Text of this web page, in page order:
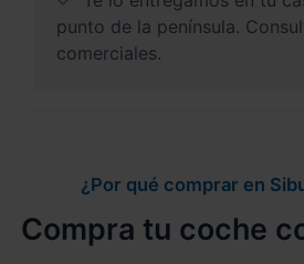
punto de la península.
comerciales.
¿Por qué comprar en
Compra tu coche